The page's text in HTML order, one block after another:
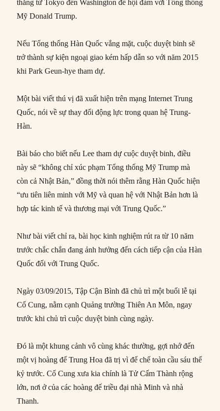
thẳng từ Tokyo đến Washington để hội đàm với Tổng thống
Mỹ Donald Trump.
Nếu Tổng thống Hàn Quốc vắng mặt, cuộc duyệt binh sẽ
trở thành sự kiện ngoại giao kém hấp dẫn so với năm 2015
khi Park Geun-hye tham dự.
Một bài viết thú vị đã xuất hiện trên mạng Internet Trung
Quốc, nói về sự thay đổi động lực trong quan hệ Trung-
Hàn.
Bài báo cho biết nếu Lee tham dự cuộc duyệt binh, điều
này sẽ “không chỉ xúc phạm Tổng thống Mỹ Trump mà
còn cả Nhật Bản,” đồng thời nói thêm rằng Hàn Quốc hiện
“ưu tiên liên minh với Mỹ và quan hệ với Nhật Bản hơn là
hợp tác kinh tế và thương mại với Trung Quốc.”
Như bài viết chỉ ra, bài học kinh nghiệm rút ra từ 10 năm
trước chắc chắn đang ảnh hưởng đến cách tiếp cận của Hàn
Quốc đối với Trung Quốc.
Ngày 03/09/2015, Tập Cận Bình đã chủ trì một buổi lễ tại
Cố Cung, nằm cạnh Quảng trường Thiên An Môn, ngay
trước khi chủ trì cuộc duyệt binh cùng ngày.
Đó là một khung cảnh vô cùng khác thường, gợi nhớ đến
một vị hoàng đế Trung Hoa đã trị vì đế chế toàn cầu sáu thế
kỷ trước. Cố Cung xưa kia chính là Tử Cấm Thành rộng
lớn, nơi ở của các hoàng đế triều đại nhà Minh và nhà
Thanh.